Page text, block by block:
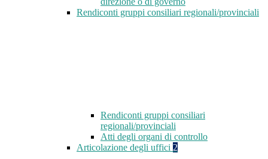
Rendiconti gruppi consiliari regionali/provinciali
Rendiconti gruppi consiliari
regionali/provinciali
Atti degli organi di controllo
Articolazione degli uffici 2